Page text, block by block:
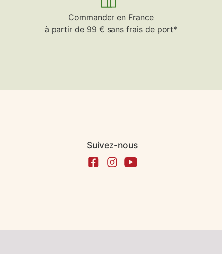
Commander en France
à partir de 99 € sans frais de port*
Suivez-nous